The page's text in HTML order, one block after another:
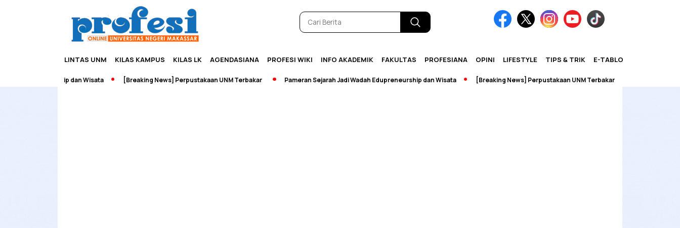
LINTAS UNM KILAS KAMPUS KILAS LK AGENDASIANA PROFESI WIKI INFO AKADEMIK FAKULTAS PROFESIANA OPINI LIFESTYLE TIPS & TRIK E-TABLOID
Edupreneurship dan Wisata [Breaking News] Perpustakaan UNM Terbakar Pameran Sejarah Jadi Wadah Edupreneurship dan Wisata [Breaking News] Perpustakaan UNM Terbakar